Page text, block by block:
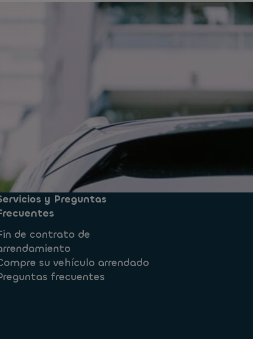
y Preguntas
de contrato de
su vehículo arrendado
frecuentes